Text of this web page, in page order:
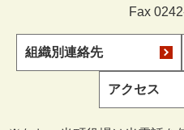
Fax
組織別連絡先
アクセス